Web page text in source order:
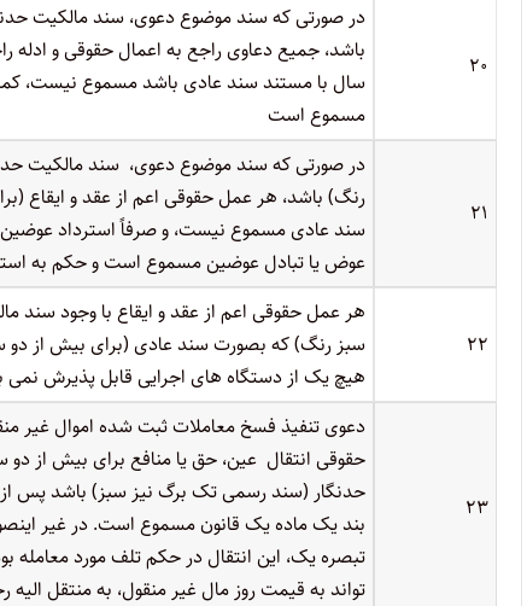
۲۰
در صورتی که سند موضوع دعوی، سند مالکیت
باشد، جمیع دعاوی راجع به اعمال حقوقی و ادله
سال با مستند سند عادی باشد مسموع نیست،
مسموع است
۲۱
در صورتی که سند موضوع دعوی، سند مالکیت
رنگ) باشد، هر عمل حقوقی اعم از عقد و ایقاع
سند عادی مسموع نیست، و صرفاً استرداد
عوض یا تبادل عوضین مسموع است و حکم به
۲۲
هر عمل حقوقی اعم از عقد و ایقاع با وجود سند
سبز رنگ) که بصورت سند عادی (برای بیش از دو
هیچ یک از دستگاه های اجرایی قابل پذیرش نمی
۲۳
دعوی تنفیذ فسخ معاملات ثبت شده اموال غیر
حقوقی انتقال عین، حق یا منافع برای بیش از
حدنگار (سند رسمی تک برگ نیز سبز) باشد پس از
بند یک ماده یک قانون مسموع است. در غیر
تبصره یک، این انتقال در حکم تلف مورد
تواند به قیمت روز مال غیر منقول، به منتقل الیه